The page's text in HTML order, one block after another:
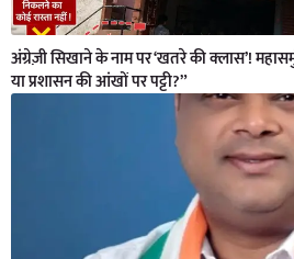
अंग्रेज़ी सिखाने के नाम पर ‘खतरे की क्लास’!
या प्रशासन की आंखों पर पट्टी?”